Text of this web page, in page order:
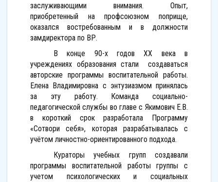
заслуживающими внимания. Опыт,
приобретенный на профсоюзном поприще,
оказался востребованным и в должности
замдиректора по ВР.
В конце 90-х годов ХХ века в
учреждениях образования стали создаваться
авторские программы воспитательной работы.
Елена Владимировна с энтузиазмом принялась
за эту работу. Команда социально-
педагогической службы во главе с Якимович Е.В.
в короткий срок разработала Программу
«Сотвори себя», которая разрабатывалась с
учётом личностно-ориентированного подхода.
Кураторы учебных групп создавали
программы воспитательной работы группы с
учетом психологических и социальных